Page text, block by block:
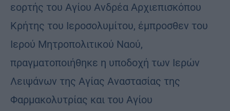
εορτής του Αγίου Ανδρέα Αρχιεπισκόπου
Κρήτης του Ιεροσολυμίτου, έμπροσθεν του
Ιερού Μητροπολιτικού Ναού,
πραγματοποιήθηκε η υποδοχή των Ιερών
Λειψάνων της Αγίας Αναστασίας της
Φαρμακολυτρίας και του Αγίου